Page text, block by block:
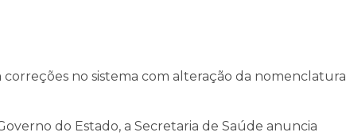
no sistema com alteração da nomenclatura
do Estado, a Secretaria de Saúde anuncia